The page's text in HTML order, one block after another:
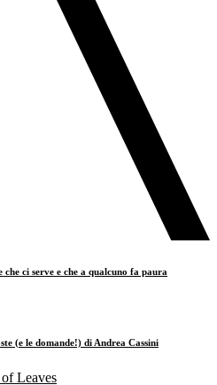
che ci serve e che a qualcuno fa paura
(e le domande!) di Andrea Cassini